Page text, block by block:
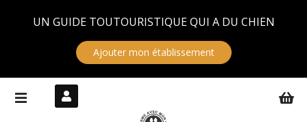
UN GUIDE TOUTOURISTIQUE QUI A DU CHIEN
Ajouter mon établissement